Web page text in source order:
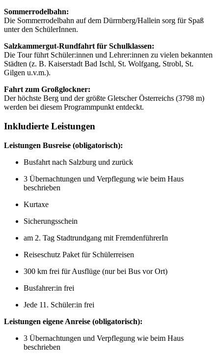
Sommerrodelbahn:
Die Sommerrodelbahn auf dem Dürrnberg/Hallein sorg für Spaß
unter den SchülerInnen.
Salzkammergut-Rundfahrt für Schulklassen:
Die Tour führt Schüler:innen und Lehrer:innen zu vielen bekannten
Städten (z. B. Kaiserstadt Bad Ischl, St. Wolfgang, Strobl, St.
Gilgen u.v.m.).
Fahrt zum Großglockner:
Der höchste Berg und der größte Gletscher Österreichs (3798 m)
werden bei diesem Programmpunkt entdeckt.
Inkludierte Leistungen
Leistungen Busreise (obligatorisch):
Busfahrt nach Salzburg und zurück
3 Übernachtungen und Verpflegung wie beim Haus
beschrieben
Kurtaxe
Sicherungsschein
am 2. Tag Stadtrundgang mit FremdenführerIn
Reiseschutz Paket für Schülerreisen
300 km frei für Ausflüge (nur bei Bus vor Ort)
Busfahrer:in frei
Jede 11. Schüler:in frei
Leistungen eigene Anreise (obligatorisch):
3 Übernachtungen und Verpflegung wie beim Haus
beschrieben